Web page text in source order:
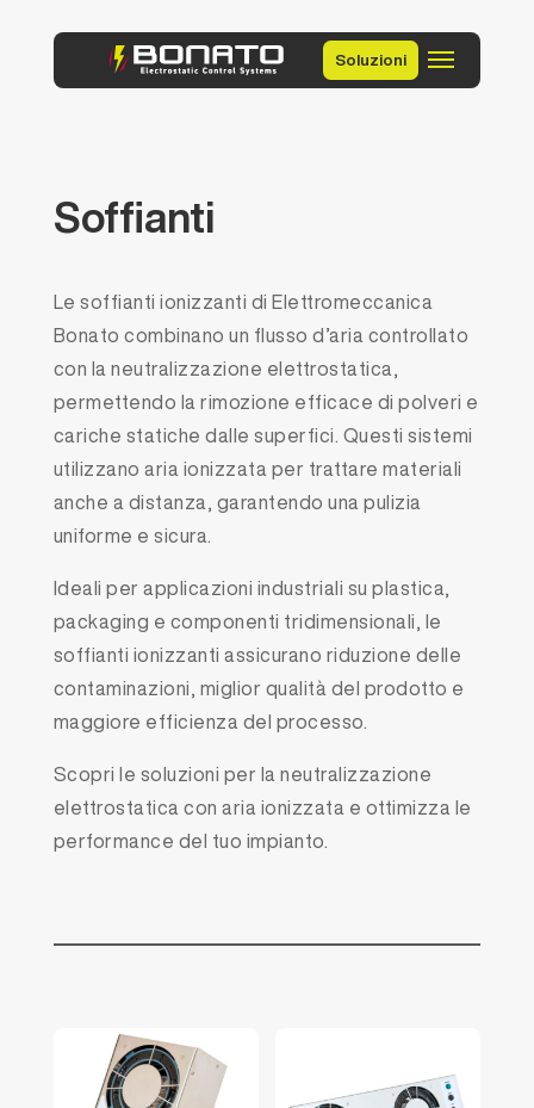
Soluzioni
Soffianti
Le soffianti ionizzanti di Elettromeccanica
Bonato combinano un flusso d’aria controllato
con la neutralizzazione elettrostatica,
permettendo la rimozione efficace di polveri e
cariche statiche dalle superfici. Questi sistemi
utilizzano aria ionizzata per trattare materiali
anche a distanza, garantendo una pulizia
uniforme e sicura.
Ideali per applicazioni industriali su plastica,
packaging e componenti tridimensionali, le
soffianti ionizzanti assicurano riduzione delle
contaminazioni, miglior qualità del prodotto e
maggiore efficienza del processo.
Scopri le soluzioni per la neutralizzazione
elettrostatica con aria ionizzata e ottimizza le
performance del tuo impianto.